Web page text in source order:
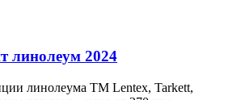
линолеум 2024
линолеума ТМ Lentex, Tarkett,